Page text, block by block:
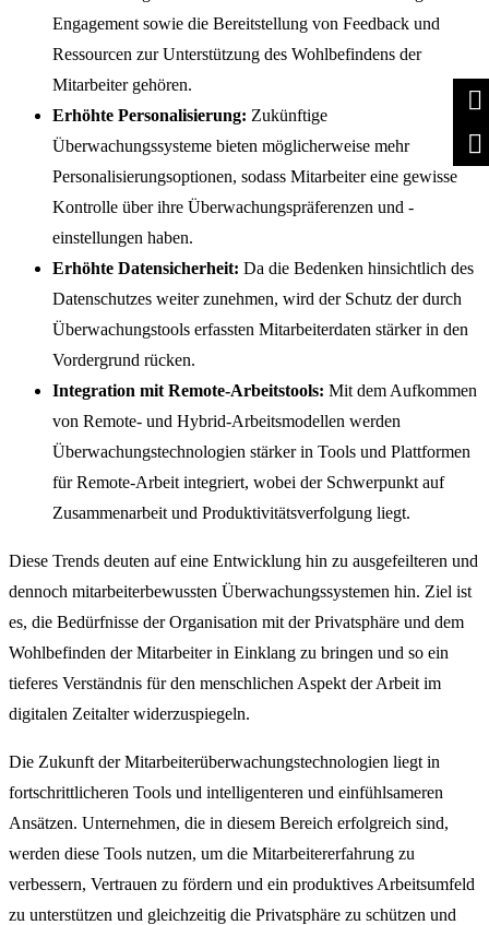
Engagement sowie die Bereitstellung von Feedback und
Ressourcen zur Unterstützung des Wohlbefindens der
Mitarbeiter gehören.
Erhöhte Personalisierung: Zukünftige
Überwachungssysteme bieten möglicherweise mehr
Personalisierungsoptionen, sodass Mitarbeiter eine gewisse
Kontrolle über ihre Überwachungspräferenzen und -
einstellungen haben.
Erhöhte Datensicherheit: Da die Bedenken hinsichtlich des
Datenschutzes weiter zunehmen, wird der Schutz der durch
Überwachungstools erfassten Mitarbeiterdaten stärker in den
Vordergrund rücken.
Integration mit Remote-Arbeitstools: Mit dem Aufkommen
von Remote- und Hybrid-Arbeitsmodellen werden
Überwachungstechnologien stärker in Tools und Plattformen
für Remote-Arbeit integriert, wobei der Schwerpunkt auf
Zusammenarbeit und Produktivitätsverfolgung liegt.
Diese Trends deuten auf eine Entwicklung hin zu ausgefeilteren und
dennoch mitarbeiterbewussten Überwachungssystemen hin. Ziel ist
es, die Bedürfnisse der Organisation mit der Privatsphäre und dem
Wohlbefinden der Mitarbeiter in Einklang zu bringen und so ein
tieferes Verständnis für den menschlichen Aspekt der Arbeit im
digitalen Zeitalter widerzuspiegeln.
Die Zukunft der Mitarbeiterüberwachungstechnologien liegt in
fortschrittlicheren Tools und intelligenteren und einfühlsameren
Ansätzen. Unternehmen, die in diesem Bereich erfolgreich sind,
werden diese Tools nutzen, um die Mitarbeitererfahrung zu
verbessern, Vertrauen zu fördern und ein produktives Arbeitsumfeld
zu unterstützen und gleichzeitig die Privatsphäre zu schützen und